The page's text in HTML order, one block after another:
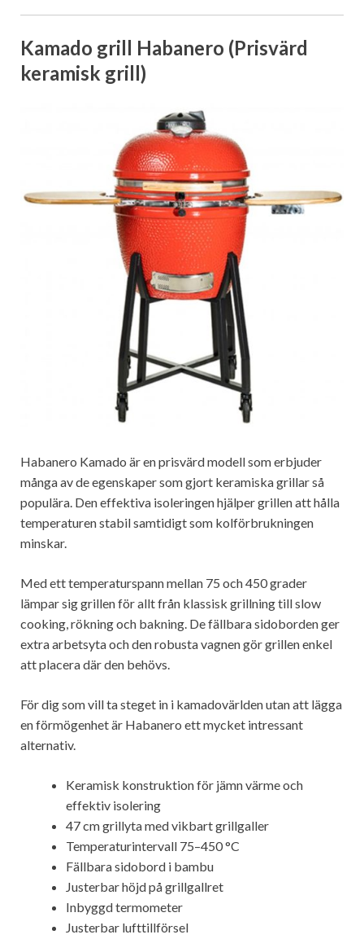
Kamado grill Habanero (Prisvärd
keramisk grill)
Habanero Kamado är en prisvärd modell som erbjuder
många av de egenskaper som gjort keramiska grillar så
populära. Den effektiva isoleringen hjälper grillen att hålla
temperaturen stabil samtidigt som kolförbrukningen
minskar.
Med ett temperaturspann mellan 75 och 450 grader
lämpar sig grillen för allt från klassisk grillning till slow
cooking, rökning och bakning. De fällbara sidoborden ger
extra arbetsyta och den robusta vagnen gör grillen enkel
att placera där den behövs.
För dig som vill ta steget in i kamadovärlden utan att lägga
en förmögenhet är Habanero ett mycket intressant
alternativ.
Keramisk konstruktion för jämn värme och
effektiv isolering
47 cm grillyta med vikbart grillgaller
Temperaturintervall 75–450 °C
Fällbara sidobord i bambu
Justerbar höjd på grillgallret
Inbyggd termometer
Justerbar lufttillförsel